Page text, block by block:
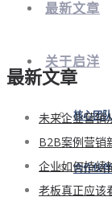
最新文章
关于启洋
核心团队
合作伙伴
最新文章
未来企业营销
B2B案例营销
企业如何持续
老板真正应该